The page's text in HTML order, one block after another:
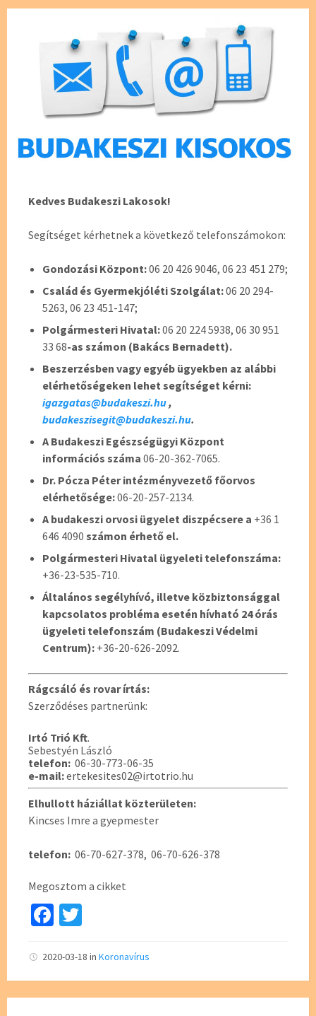
Kedves Budakeszi Lakosok!
Segítséget kérhetnek a következő telefonszámokon:
Gondozási Központ:06 20 426 9046, 06 23 451 279;
Család és Gyermekjóléti Szolgálat:06 20 294-
5263, 06 23 451-147;
Polgármesteri Hivatal:06 20 224 5938, 06 30 951
33 68-as számon (Bakács Bernadett).
Beszerzésben vagy egyéb ügyekben az alábbi
elérhetőségeken lehet segítséget kérni:
igazgatas@budakeszi.hu,
budakeszisegit@budakeszi.hu.
A Budakeszi Egészségügyi Központ
információs száma 06-20-362-7065.
Dr. Pócza Péter intézményvezető főorvos
elérhetősége:06-20-257-2134.
A budakeszi orvosi ügyelet diszpécsere a +36 1
646 4090 számon érhető el.
Polgármesteri Hivatal ügyeleti telefonszáma:
+36-23-535-710.
Általános segélyhívó, illetve közbiztonsággal
kapcsolatos probléma esetén hívható 24 órás
ügyeleti telefonszám (Budakeszi Védelmi
Centrum): +36-20-626-2092.
Rágcsáló és rovar írtás:
Szerződéses partnerünk:
Irtó Trió Kft.
Sebestyén László
telefon: 06-30-773-06-35
e-mail:ertekesites02@irtotrio.hu
Elhullott háziállat közterületen:
Kincses Imre a gyepmester
telefon: 06-70-627-378, 06-70-626-378
Megosztom a cikket
Fa
b
o
o
tt
er
2020-03-18 in Koronavírus